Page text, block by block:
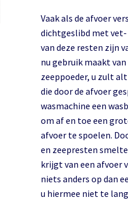
Vaak als de afvoer
dichtgeslibd met vet-
van deze resten zijn
nu gebruik maakt
zeeppoeder, u zult
die door de afvoer
wasmachine een
om af en toe een
afvoer te spoelen.
en zeepresten
krijgt van een afvoer
niets anders op dan
u hiermee niet te